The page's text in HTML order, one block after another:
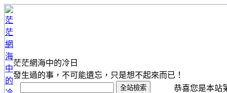
茫茫網海中的冷日
發生過的事，不可能遺忘，只是想不起來而已！
恭喜您是本站